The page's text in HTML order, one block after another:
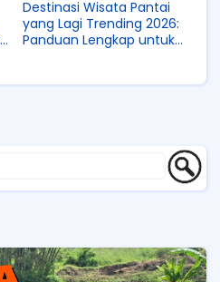
Destinasi Wisata Pantai
yang Lagi Trending 2026:
Panduan Lengkap untuk